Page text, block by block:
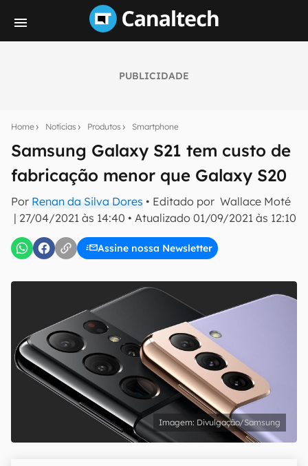
PUBLICIDADE
Home Notícias Produtos Smartphone
Samsung Galaxy S21 tem custo de
fabricação menor que Galaxy S20
Por Renan da Silva Dores • Editado por Wallace Moté
| 27/04/2021 às 14:40 • Atualizado 01/09/2021 às 12:10
Assine nossa Newsletter
notícias e reviews sobre tecnologia em primeira
E-mail
Uso e Política de Privacidade do Canaltech.
Divulgação/Samsung